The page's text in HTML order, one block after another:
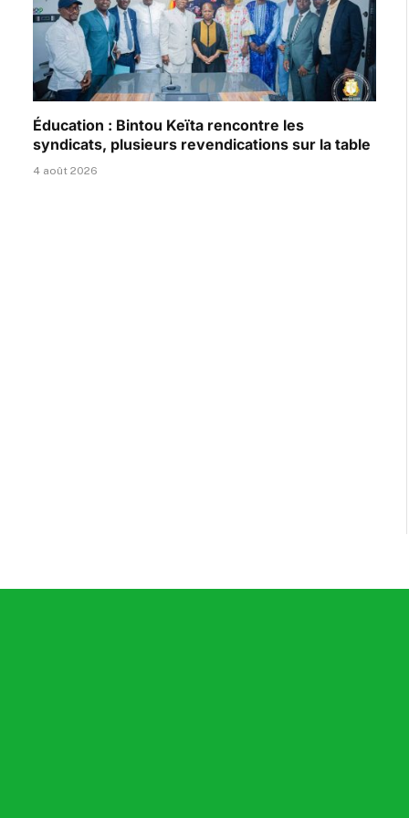
Éducation : Bintou Keïta rencontre les
syndicats, plusieurs revendications sur la table
4 août 2026